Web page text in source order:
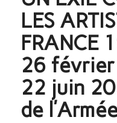
LES
FRANCE
26 février
22 juin
de